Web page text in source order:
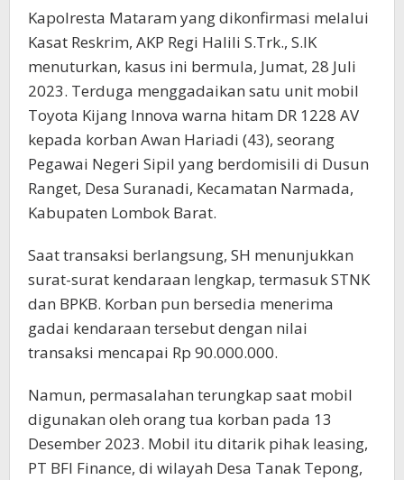
Kapolresta Mataram yang dikonfirmasi melalui
Kasat Reskrim, AKP Regi Halili S.Trk., S.IK
menuturkan, kasus ini bermula, Jumat, 28 Juli
2023. Terduga menggadaikan satu unit mobil
Toyota Kijang Innova warna hitam DR 1228 AV
kepada korban Awan Hariadi (43), seorang
Pegawai Negeri Sipil yang berdomisili di Dusun
Ranget, Desa Suranadi, Kecamatan Narmada,
Kabupaten Lombok Barat.
Saat transaksi berlangsung, SH menunjukkan
surat-surat kendaraan lengkap, termasuk STNK
dan BPKB. Korban pun bersedia menerima
gadai kendaraan tersebut dengan nilai
transaksi mencapai Rp 90.000.000.
Namun, permasalahan terungkap saat mobil
digunakan oleh orang tua korban pada 13
Desember 2023. Mobil itu ditarik pihak leasing,
PT BFI Finance, di wilayah Desa Tanak Tepong,